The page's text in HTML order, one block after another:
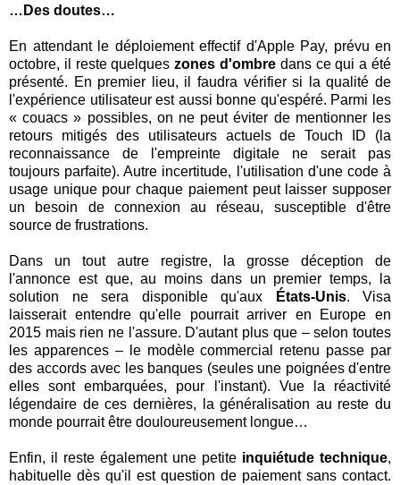
…Des doutes…
En attendant le déploiement effectif d'Apple Pay, prévu en
octobre, il reste quelqueszones d'ombre dans ce qui a été
présenté. En premier lieu, il faudra vérifier si la qualité de
l'expérience utilisateur est aussi bonne qu'espéré. Parmi les
« couacs » possibles, on ne peut éviter de mentionner les
retours mitigés des utilisateurs actuels de Touch ID (la
reconnaissance de l'empreinte digitale ne serait pas
toujours parfaite). Autre incertitude, l'utilisation d'une code à
usage unique pour chaque paiement peut laisser supposer
un besoin de connexion au réseau, susceptible d'être
source de frustrations.
Dans un tout autre registre, la grosse déception de
l'annonce est que, au moins dans un premier temps, la
solution ne sera disponible qu'aux
États-Unis. Visa
laisserait entendre qu'elle pourrait arriver en Europe en
2015 mais rien ne l'assure. D'autant plus que – selon toutes
les apparences – le modèle commercial retenu passe par
des accords avec les banques (seules une poignées d'entre
elles sont embarquées, pour l'instant). Vue la réactivité
légendaire de ces dernières, la généralisation au reste du
monde pourrait être douloureusement longue…
Enfin, il reste également une petite inquiétude technique,
habituelle dès qu'il est question de paiement sans contact.